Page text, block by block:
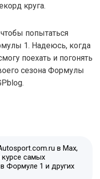
круга.
попытаться
1. Надеюсь, когда
поехать и погонять
сезона Формулы
в Max,
самых
Формуле 1 и других